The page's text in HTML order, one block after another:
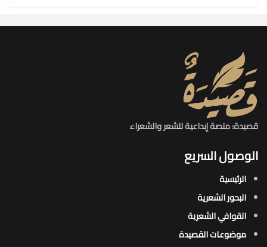
قصيدة: منصة إبداعية للشعر والشعراء
الوصول السريع
الرئيسية
البحور الشعرية​
القوافي الشعرية​
موضوعات القصيدة​